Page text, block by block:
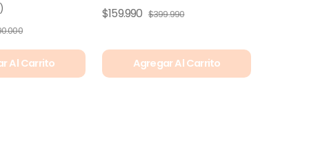
Al Carrito
$159.990 $399.990
Agregar Al Carrito